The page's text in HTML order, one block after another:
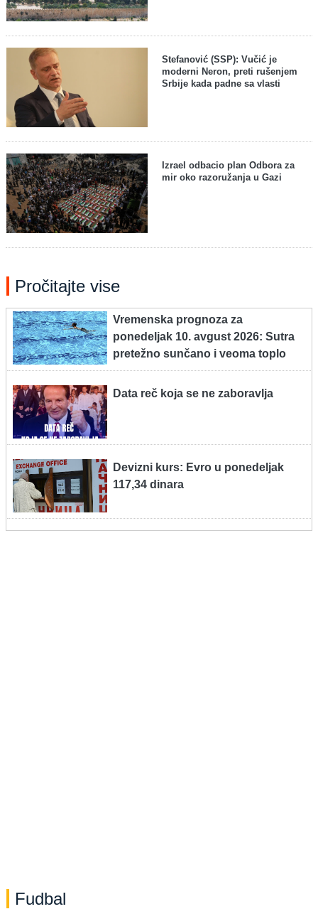
Stefanović (SSP): Vučić je
moderni Neron, preti rušenjem
Srbije kada padne sa vlasti
Izrael odbacio plan Odbora za
mir oko razoružanja u Gazi
Pročitajte vise
Vremenska prognoza za
ponedeljak 10. avgust 2026: Sutra
pretežno sunčano i veoma toplo
Data reč koja se ne zaboravlja
Devizni kurs: Evro u ponedeljak
117,34 dinara
Fudbal